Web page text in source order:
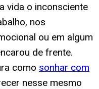
vida o inconsciente
nos
ou em algum
de frente.
como sonhar com
nesse mesmo